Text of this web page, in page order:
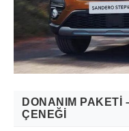
DONANIM PAKETI
ÇENEĞI